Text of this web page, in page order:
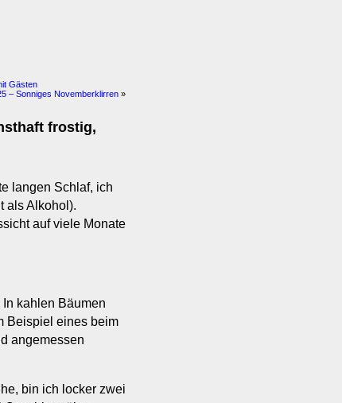
Gästen
– Sonniges Novemberklirren »
frostig,
langen Schlaf, ich
als Alkohol).
auf viele Monate
kahlen Bäumen
Beispiel eines beim
angemessen
bin ich locker zwei